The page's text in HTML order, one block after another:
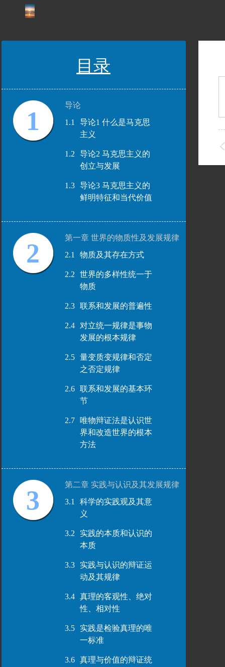
目录
1
导论
1.1
导论1 什么是马克思
主义
1.2
导论2 马克思主义的
创立与发展
1.3
导论3 马克思主义的
鲜明特征和当代价值
2
第一章 世界的物质性及发展规律
2.1
物质及其存在方式
2.2
世界的多样性统一于
物质
2.3 联系和发展的普遍性
2.4
对立统一规律是事物
发展的根本规律
2.5
量变质变规律和否定
之否定规律
2.6
联系和发展的基本环
节
2.7
唯物辩证法是认识世
界和改造世界的根本
方法
3
第二章 实践与认识及其发展规律
3.1
科学的实践观及其意
义
3.2
实践的本质和认识的
本质
3.3
实践与认识的辩证运
动及其规律
3.4
真理的客观性、绝对
性、相对性
3.5
实践是检验真理的唯
一标准
3.6
真理与价值的辩证统